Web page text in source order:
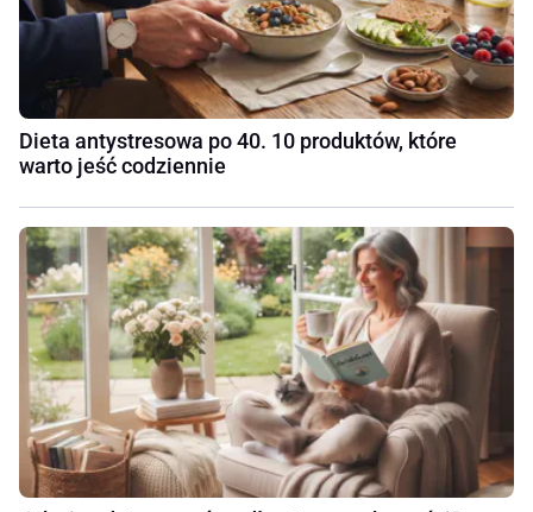
Dieta antystresowa po 40. 10 produktów, które
warto jeść codziennie